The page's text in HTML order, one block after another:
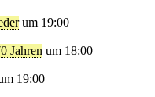
um 19:00
Jahren um 18:00
19:00